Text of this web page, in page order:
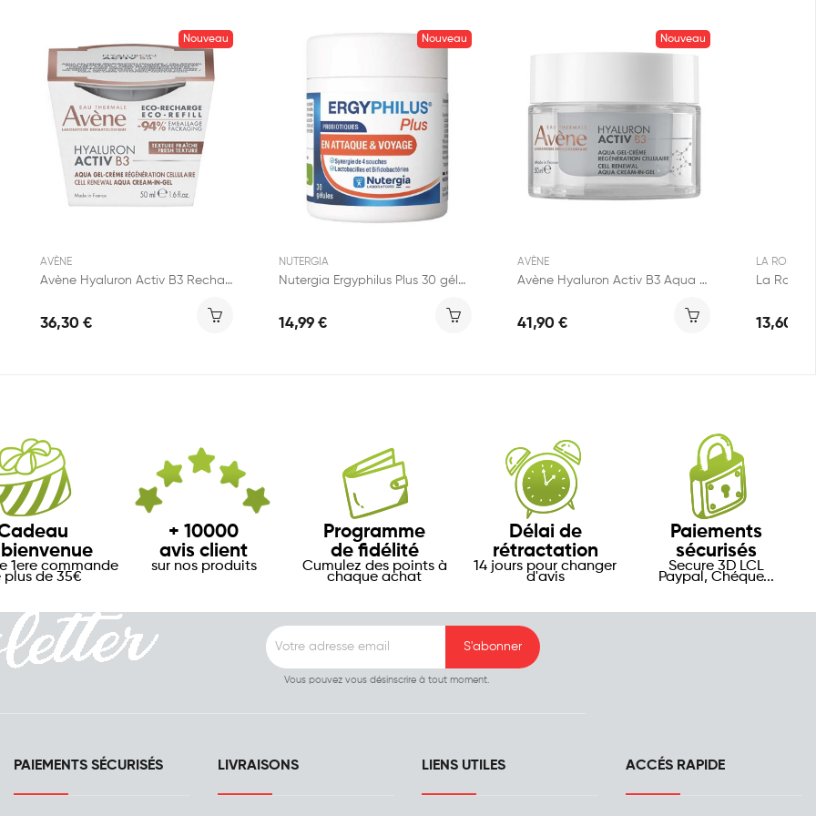
Nouveau
AVÈNE
Avène Hyaluron Activ B3 Recharge Aqua Gel-Crème...
36,30 €
Nouveau
NUTERGIA
Nutergia Ergyphilus Plus 30 gélules
14,99 €
Nouveau
AVÈNE
Avène Hyaluron Activ B3 Aqua Gel 50ml
41,90 €
LA ROSÉE
13,60 €
1ere commande
plus de 35€
+ 10000
avis client
sur nos produits
Programme
de fidélité
Cumulez des points à
chaque achat
Délai de
rétractation
14 jours pour changer
d'avis
Paiements
sécurisés
Secure 3D LCL
Paypal, Chéque...
Vous pouvez vous désinscrire à tout moment.
ACCÉS RAPIDE
LIENS UTILES
LIVRAISONS
PAIEMENTS SÉCURISÉS